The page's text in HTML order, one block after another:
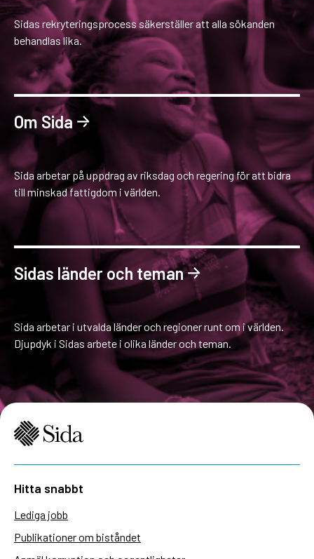
Sidas rekryteringsprocess säkerställer att alla sökanden
behandlas lika.
Om Sida
Sida arbetar på uppdrag av riksdag och regering för att bidra
till minskad fattigdom i världen.
Sidas länder och teman
Sida arbetar i utvalda länder och regioner runt om i världen.
Djupdyk i Sidas arbete i olika länder och teman.
Hitta snabbt
Lediga jobb
Publikationer om biståndet